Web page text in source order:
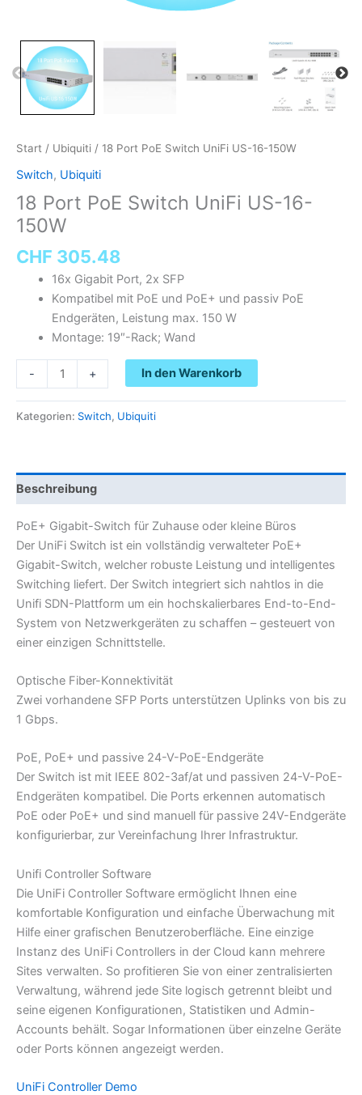
Start / Ubiquiti / 18 Port PoE Switch UniFi US-16-150W
Switch, Ubiquiti
18 Port PoE Switch UniFi US-16-
150W
CHF 305.48
16x Gigabit Port, 2x SFP
Kompatibel mit PoE und PoE+ und passiv PoE
Endgeräten, Leistung max. 150 W
Montage: 19″-Rack; Wand
- + In den Warenkorb
Kategorien: Switch, Ubiquiti
Beschreibung
PoE+ Gigabit-Switch für Zuhause oder kleine Büros
Der UniFi Switch ist ein vollständig verwalteter PoE+
Gigabit-Switch, welcher robuste Leistung und intelligentes
Switching liefert. Der Switch integriert sich nahtlos in die
Unifi SDN-Plattform um ein hochskalierbares End-to-End-
System von Netzwerkgeräten zu schaffen – gesteuert von
einer einzigen Schnittstelle.
Optische Fiber-Konnektivität
Zwei vorhandene SFP Ports unterstützen Uplinks von bis zu
1 Gbps.
PoE, PoE+ und passive 24-V-PoE-Endgeräte
Der Switch ist mit IEEE 802-3af/at und passiven 24-V-PoE-
Endgeräten kompatibel. Die Ports erkennen automatisch
PoE oder PoE+ und sind manuell für passive 24V-Endgeräte
konfigurierbar, zur Vereinfachung Ihrer Infrastruktur.
Unifi Controller Software
Die UniFi Controller Software ermöglicht Ihnen eine
komfortable Konfiguration und einfache Überwachung mit
Hilfe einer grafischen Benutzeroberfläche. Eine einzige
Instanz des UniFi Controllers in der Cloud kann mehrere
Sites verwalten. So profitieren Sie von einer zentralisierten
Verwaltung, während jede Site logisch getrennt bleibt und
seine eigenen Konfigurationen, Statistiken und Admin-
Accounts behält. Sogar Informationen über einzelne Geräte
oder Ports können angezeigt werden.
UniFi Controller Demo